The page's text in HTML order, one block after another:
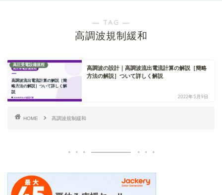
― TAG ―
高調波規制緩和
高圧受電設備規程
高調波の設計｜高調波流出電流計算の解説［簡略
方法の解説］ついて詳しく解説
2022年5月9日
HOME 高調波規制緩和